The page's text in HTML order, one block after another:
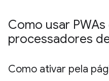
Como usar
processadores
Como ativar pela